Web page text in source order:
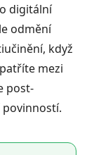
digitální
odmění
když
mezi
post-
povinností.